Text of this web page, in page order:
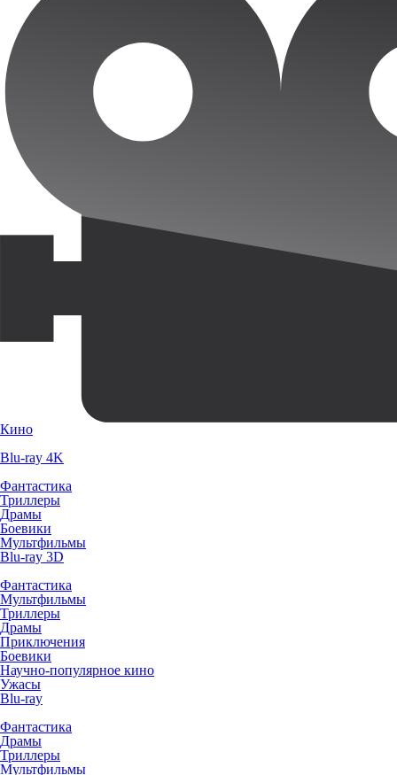
Кино
Blu-ray 4K
Фантастика
Триллеры
Драмы
Боевики
Мультфильмы
Blu-ray 3D
Фантастика
Мультфильмы
Триллеры
Драмы
Приключения
Боевики
Научно-популярное кино
Ужасы
Blu-ray
Фантастика
Драмы
Триллеры
Мультфильмы